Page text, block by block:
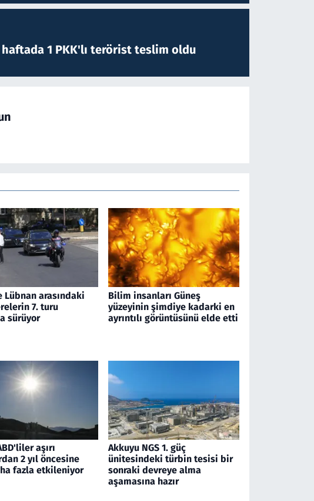
haftada 1 PKK'lı terörist teslim oldu
Lübnan arasındaki
7. turu
sürüyor
Bilim insanları Güneş
yüzeyinin şimdiye kadarki en
ayrıntılı görüntüsünü elde etti
aşırı
2 yıl öncesine
fazla etkileniyor
Akkuyu NGS 1. güç
ünitesindeki türbin tesisi bir
sonraki devreye alma
aşamasına hazır